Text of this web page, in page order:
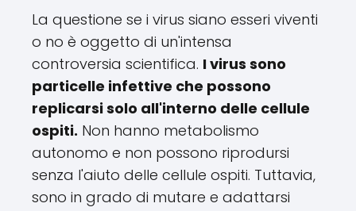
La questione se i virus siano esseri viventi
o no è oggetto di un'intensa
controversia scientifica. I virus sono
particelle infettive che possono
replicarsi solo all'interno delle cellule
ospiti. Non hanno metabolismo
autonomo e non possono riprodursi
senza l'aiuto delle cellule ospiti. Tuttavia,
sono in grado di mutare e adattarsi